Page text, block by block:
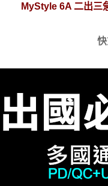
MyStyle 6A 二出三